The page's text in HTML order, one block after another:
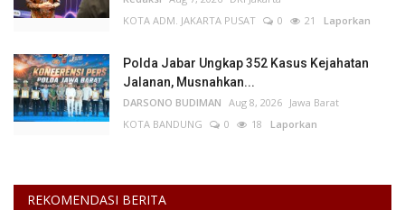
KOTA ADM. JAKARTA PUSAT
0 21 Laporkan
Polda Jabar Ungkap 352 Kasus Kejahatan
Jalanan, Musnahkan...
DARSONO BUDIMAN Aug 8, 2026 Jawa Barat
KOTA BANDUNG
0 18 Laporkan
REKOMENDASI BERITA